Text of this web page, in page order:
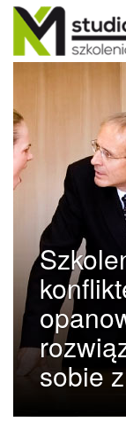
sobie